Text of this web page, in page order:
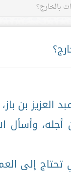
بالخارج؟
بن
أجله،
تحتاج إلى